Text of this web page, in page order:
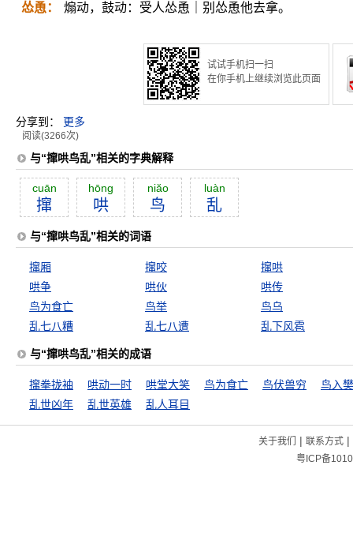
怂恿： 煽动，鼓动：受人怂恿｜别怂恿他去拿。
试试手机扫一扫
在你手机上继续浏览此页面
分享到： 更多
阅读(3266次)
与“撺哄鸟乱”相关的字典解释
cuān
撺
hōng
哄
niăo
鸟
luàn
乱
与“撺哄鸟乱”相关的词语
撺厢 撺咬
撺哄
哄争
哄伙
哄传
鸟为食亡
鸟举
鸟乌
乱七八糟
乱七八遭 乱下风雹
与“撺哄鸟乱”相关的成语
撺拳拢袖 哄动一时 哄堂大笑 鸟为食亡 鸟伏兽穷
鸟入
乱世凶年
乱世英雄 乱人耳目
关于我们 | 联系方式|
粤ICP备